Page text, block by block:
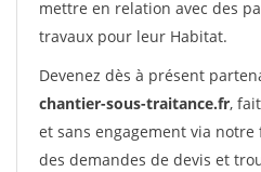
mettre en relation avec des
travaux pour leur Habitat.
Devenez dès à présent
chantier-sous-traitance.fr,
et sans engagement via
des demandes de devis et